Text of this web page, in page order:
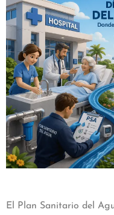
El Plan Sanitario del